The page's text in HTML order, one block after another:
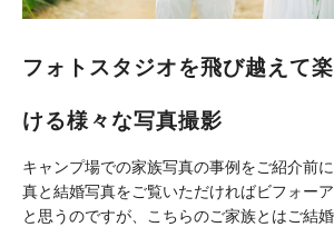
フォトスタジオを飛び越えて
ける様々な写真撮影
キャンプ場での家族写真の事例をご紹介前
真と結婚写真をご覧いただければビフォー
と思うのですが、こちらのご家族とはご結